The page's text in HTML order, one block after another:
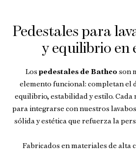
Pedestales para
y equilibrio en
Los pedestales de Bathco son
elemento funcional: completan el
equilibrio, estabilidad y estilo. Cada
para integrarse con nuestros
sólida y estética que refuerza la
Fabricados en materiales de alta